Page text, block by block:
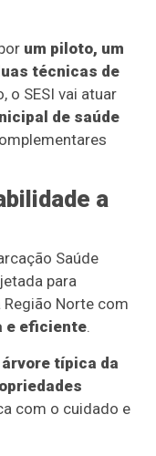
um piloto, um
técnicas de
o SESI vai atuar
de saúde
a
Saúde
para
Região Norte com
e eficiente.
árvore típica da
com o cuidado e